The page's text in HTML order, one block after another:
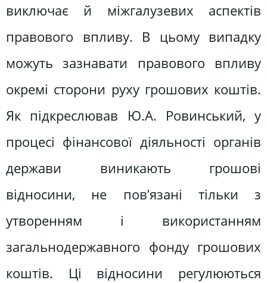
виключає й міжгалузевих аспектів
правового впливу. В цьому випадку
можуть зазнавати правового впливу
окремі сторони руху грошових коштів.
Як підкреслював Ю.А. Ровинський, у
процесі фінансової діяльності органів
держави виникають грошові
відносини, не пов’язані тільки з
утворенням і використанням
загальнодержавного фонду грошових
коштів. Ці відносини регулюються